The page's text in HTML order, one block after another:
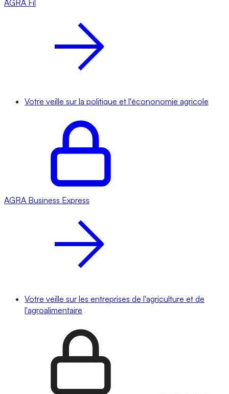
AGRA Fil
Votre veille sur la politique et l'écononomie agricole
AGRA Business Express
Votre veille sur les entreprises de l'agriculture et de
l'agroalimentaire